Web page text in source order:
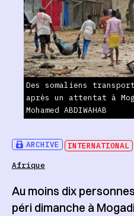
ARCHIVE INTERNATIONAL
Afrique
Des somaliens
après un attentat à
Mohamed ABDIWAHAB
Au moins dix
péri dimanche à